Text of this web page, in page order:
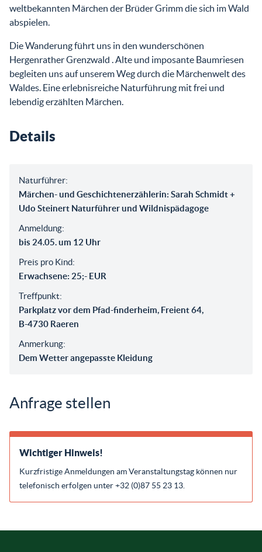
weltbekannten Märchen der Brüder Grimm die sich im Wald
abspielen.
Die Wanderung führt uns in den wunderschönen
Hergenrather Grenzwald . Alte und imposante Baumriesen
begleiten uns auf unserem Weg durch die Märchenwelt des
Waldes. Eine erlebnisreiche Naturführung mit frei und
lebendig erzählten Märchen.
Details
Naturführer:
Märchen- und Geschichtenerzählerin: Sarah Schmidt +
Udo Steinert Naturführer und Wildnispädagoge
Anmeldung:
bis 24.05. um 12 Uhr
Preis pro Kind:
Erwachsene: 25;- EUR
Treffpunkt:
Parkplatz vor dem Pfad-finderheim, Freient 64,
B-4730 Raeren
Anmerkung:
Dem Wetter angepasste Kleidung
Anfrage stellen
Wichtiger Hinweis!
Kurzfristige Anmeldungen am Veranstaltungstag können nur
telefonisch erfolgen unter +32 (0)87 55 23 13.